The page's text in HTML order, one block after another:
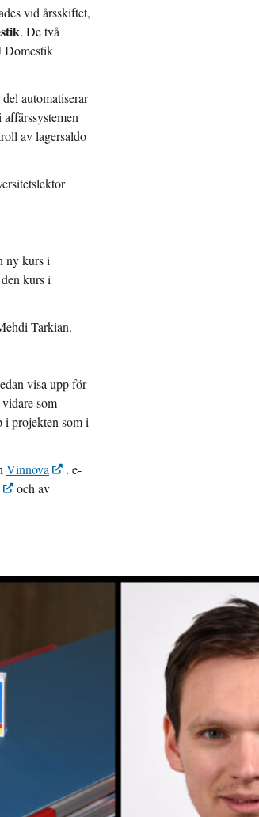
vid årsskiftet,
. De två
Domestik
automatiserar
av lagersaldo
ny kurs i
kurs i
Tarkian.
visa upp för
som
i projekten som i
Vinnova
. e-
och av